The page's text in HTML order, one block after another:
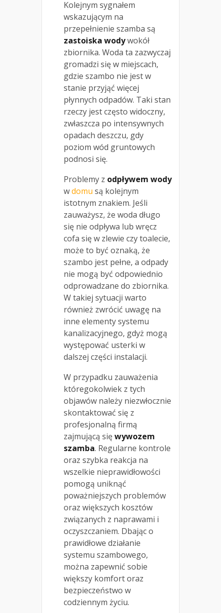
Kolejnym sygnałem
wskazującym na
przepełnienie szamba są
zastoiska wodywokół
zbiornika. Woda ta zazwyczaj
gromadzi się w miejscach,
gdzie szambo nie jest w
stanie przyjąć więcej
płynnych odpadów. Taki stan
rzeczy jest często widoczny,
zwłaszcza po intensywnych
opadach deszczu, gdy
poziom wód gruntowych
podnosi się.
Problemy z odpływem wody
wdomu są kolejnym
istotnym znakiem. Jeśli
zauważysz, że woda długo
się nie odpływa lub wręcz
cofa się w zlewie czy toalecie,
może to być oznaką, że
szambo jest pełne, a odpady
nie mogą być odpowiednio
odprowadzane do zbiornika.
W takiej sytuacji warto
również zwrócić uwagę na
inne elementy systemu
kanalizacyjnego, gdyż mogą
występować usterki w
dalszej części instalacji.
W przypadku zauważenia
któregokolwiek z tych
objawów należy niezwłocznie
skontaktować się z
profesjonalną firmą
zajmującą sięwywozem
szamba. Regularne kontrole
oraz szybka reakcja na
wszelkie nieprawidłowości
pomogą uniknąć
poważniejszych problemów
oraz większych kosztów
związanych z naprawami i
oczyszczaniem. Dbając o
prawidłowe działanie
systemu szambowego,
można zapewnić sobie
większy komfort oraz
bezpieczeństwo w
codziennym życiu.